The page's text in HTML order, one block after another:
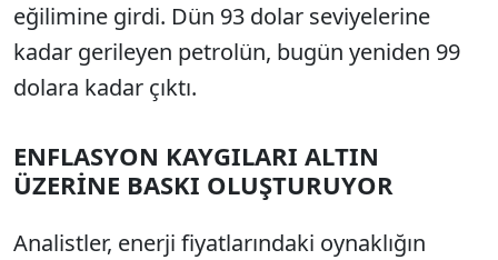
eğilimine girdi. Dün 93 dolar seviyelerine
kadar gerileyen petrolün, bugün yeniden 99
dolara kadar çıktı.
ENFLASYON KAYGILARI ALTIN
ÜZERİNE BASKI OLUŞTURUYOR
Analistler, enerji fiyatlarındaki oynaklığın